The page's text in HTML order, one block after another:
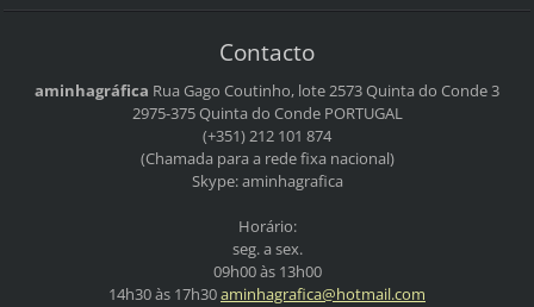
Contacto
aminhagráfica Rua Gago Coutinho, lote 2573Quinta do Conde 3
2975-375 Quinta do CondePORTUGAL
(+351) 212 101 874
(Chamada para a rede fixa nacional)
Skype: aminhagrafica
Horário:
seg. a sex.
09h00 às 13h00
14h30 às 17h30aminhagrafica@hotmail.com